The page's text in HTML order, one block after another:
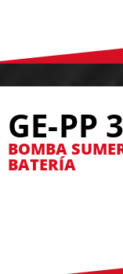
GE-PP
BOMBA
BATERÍA